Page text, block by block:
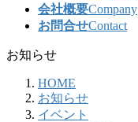
会社概要Company
お問合せContact
お知らせ
HOME
お知らせ
イベント